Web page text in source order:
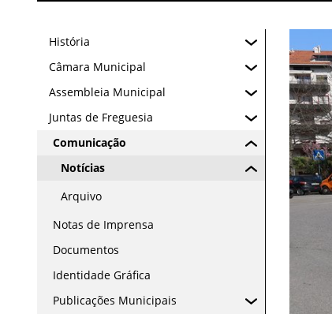
História
Câmara Municipal
Assembleia Municipal
Juntas de Freguesia
Comunicação
Notícias
Arquivo
Notas de Imprensa
Documentos
Identidade Gráfica
Publicações Municipais